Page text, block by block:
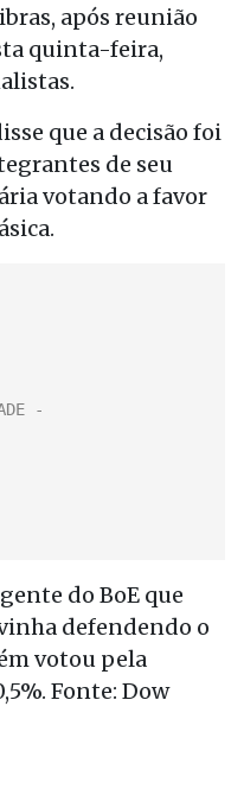
após reunião
quinta-feira,
que a decisão foi
de seu
votando a favor
do BoE que
defendendo o
votou pela
Fonte: Dow